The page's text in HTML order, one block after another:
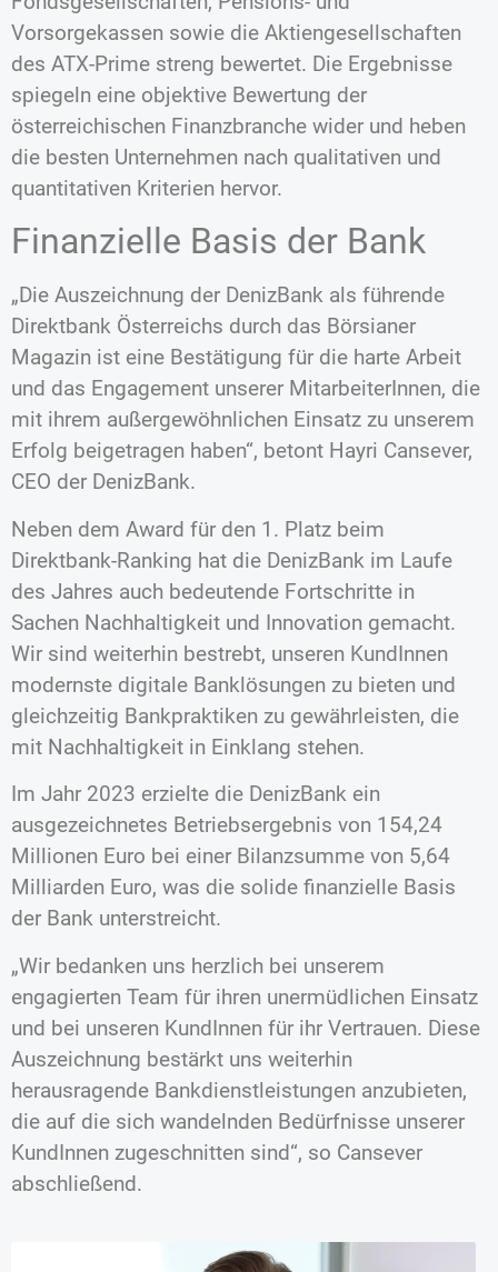
Vorsorgekassen sowie die Aktiengesellschaften
des ATX-Prime streng bewertet. Die Ergebnisse
spiegeln eine objektive Bewertung der
österreichischen Finanzbranche wider und heben
die besten Unternehmen nach qualitativen und
quantitativen Kriterien hervor.
Finanzielle Basis der Bank
„Die Auszeichnung der DenizBank als führende
Direktbank Österreichs durch das Börsianer
Magazin ist eine Bestätigung für die harte Arbeit
und das Engagement unserer MitarbeiterInnen, die
mit ihrem außergewöhnlichen Einsatz zu unserem
Erfolg beigetragen haben“, betont Hayri Cansever,
CEO der DenizBank.
Neben dem Award für den 1. Platz beim
Direktbank-Ranking hat die DenizBank im Laufe
des Jahres auch bedeutende Fortschritte in
Sachen Nachhaltigkeit und Innovation gemacht.
Wir sind weiterhin bestrebt, unseren KundInnen
modernste digitale Banklösungen zu bieten und
gleichzeitig Bankpraktiken zu gewährleisten, die
mit Nachhaltigkeit in Einklang stehen.
Im Jahr 2023 erzielte die DenizBank ein
ausgezeichnetes Betriebsergebnis von 154,24
Millionen Euro bei einer Bilanzsumme von 5,64
Milliarden Euro, was die solide finanzielle Basis
der Bank unterstreicht.
„Wir bedanken uns herzlich bei unserem
engagierten Team für ihren unermüdlichen Einsatz
und bei unseren KundInnen für ihr Vertrauen. Diese
Auszeichnung bestärkt uns weiterhin
herausragende Bankdienstleistungen anzubieten,
die auf die sich wandelnden Bedürfnisse unserer
KundInnen zugeschnitten sind“, so Cansever
abschließend.